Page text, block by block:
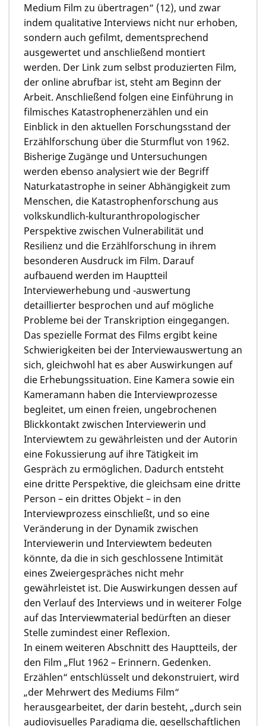
Medium Film zu übertragen“ (12), und zwar
indem qualitative Interviews nicht nur erhoben,
sondern auch gefilmt, dementsprechend
ausgewertet und anschließend montiert
werden. Der Link zum selbst produzierten Film,
der online abrufbar ist, steht am Beginn der
Arbeit. Anschließend folgen eine Einführung in
filmisches Katastrophenerzählen und ein
Einblick in den aktuellen Forschungsstand der
Erzählforschung über die Sturmflut von 1962.
Bisherige Zugänge und Untersuchungen
werden ebenso analysiert wie der Begriff
Naturkatastrophe in seiner Abhängigkeit zum
Menschen, die Katastrophenforschung aus
volkskundlich-kulturanthropologischer
Perspektive zwischen Vulnerabilität und
Resilienz und die Erzählforschung in ihrem
besonderen Ausdruck im Film. Darauf
aufbauend werden im Hauptteil
Interviewerhebung und -auswertung
detaillierter besprochen und auf mögliche
Probleme bei der Transkription eingegangen.
Das spezielle Format des Films ergibt keine
Schwierigkeiten bei der Interviewauswertung an
sich, gleichwohl hat es aber Auswirkungen auf
die Erhebungssituation. Eine Kamera sowie ein
Kameramann haben die Interviewprozesse
begleitet, um einen freien, ungebrochenen
Blickkontakt zwischen Interviewerin und
Interviewtem zu gewährleisten und der Autorin
eine Fokussierung auf ihre Tätigkeit im
Gespräch zu ermöglichen. Dadurch entsteht
eine dritte Perspektive, die gleichsam eine dritte
Person – ein drittes Objekt – in den
Interviewprozess einschließt, und so eine
Veränderung in der Dynamik zwischen
Interviewerin und Interviewtem bedeuten
könnte, da die in sich geschlossene Intimität
eines Zweiergespräches nicht mehr
gewährleistet ist. Die Auswirkungen dessen auf
den Verlauf des Interviews und in weiterer Folge
auf das Interviewmaterial bedürften an dieser
Stelle zumindest einer Reflexion.
In einem weiteren Abschnitt des Hauptteils, der
den Film „Flut 1962 – Erinnern. Gedenken.
Erzählen“ entschlüsselt und dekonstruiert, wird
„der Mehrwert des Mediums Film“
herausgearbeitet, der darin besteht, „durch sein
audiovisuelles Paradigma die, gesellschaftlichen